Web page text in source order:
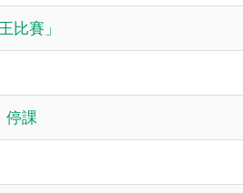
比賽」
停課